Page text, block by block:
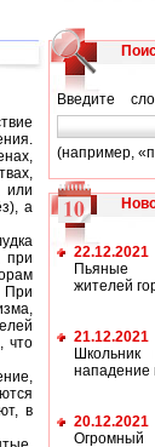
или
а
при
При
что
в
Введите
(например,
22.12.2021
Пьяные
жителей
21.12.2021
нападение
20.12.2021
Огромный